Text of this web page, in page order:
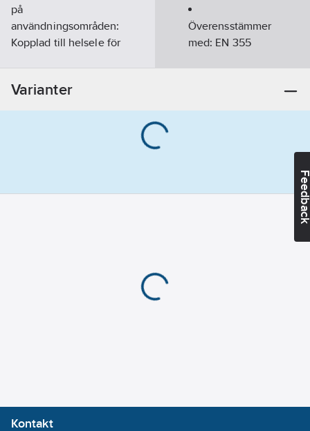
på
användningsområden:
Kopplad till helsele för
Standard:EN355
Artikelnummer: 393477
Överensstämmer
med: EN 355
Varianter
Kontakt